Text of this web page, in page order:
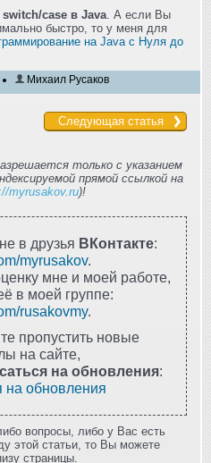
switch/case в Java . А если Вы
быстро, то у меня для
на Java с Нуля до
Михаил Русаков
Следующая статья
только с указанием
прямой ссылкой на
myrusakov.ru)!
в друзья ВКонтакте:
myrusakov.
мне и моей работе,
в моей группе:
rusakovmy.
пропустить новые
на сайте,
на обновления:
на обновления
вопросы, либо у Вас есть
этой статьи, то Вы можете
страницы.